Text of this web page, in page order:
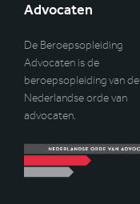
Advocaten
De Beroepsopleiding
Advocaten is de
beroepsopleiding van de
Nederlandse orde van
advocaten.